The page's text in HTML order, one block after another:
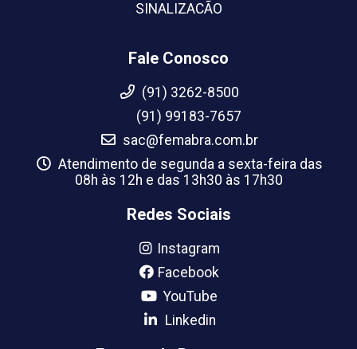
SINALIZACÃO
Fale Conosco
(91) 3262-8500
(91) 99183-7657
sac@femabra.com.br
Atendimento de segunda a sexta-feira das
08h às 12h e das 13h30 às 17h30
Redes Sociais
Instagram
Facebook
YouTube
Linkedin